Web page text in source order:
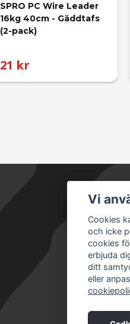
SPRO PC Wire Leader
16kg 40cm - Gäddtafs
(2-pack)
21 kr
Vi
Cookies
och icke
cookies
erbjuda
ditt
eller